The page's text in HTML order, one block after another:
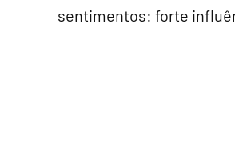
sentimentos: forte